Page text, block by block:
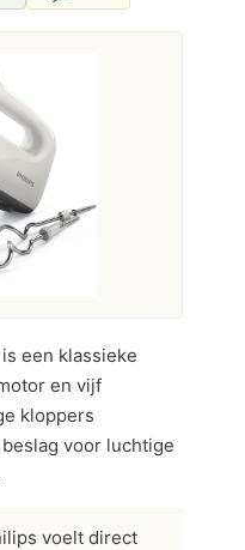
een klassieke
en vijf
kloppers
voor luchtige
voelt direct